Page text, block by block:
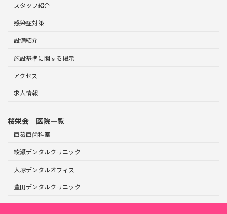
スタッフ紹介
感染症対策
設備紹介
施設基準に関する掲示
アクセス
求人情報
桜栄会 医院一覧
西葛西歯科室
綾瀬デンタルクリニック
大塚デンタルオフィス
豊田デンタルクリニック